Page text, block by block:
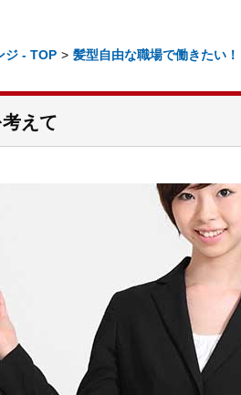
ジ - TOP > 髪型自由な職場で働きたい！
えて